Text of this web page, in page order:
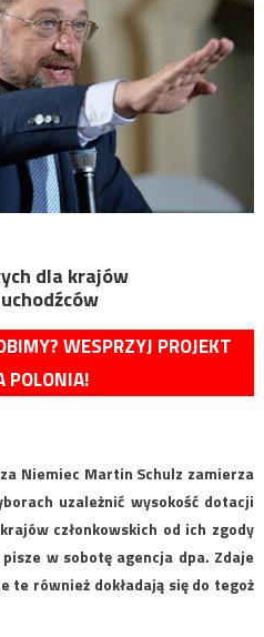
dla krajów
WESPRZYJ PROJEKT
POLONIA!
Niemiec Martin Schulz zamierza
uzależnić wysokość dotacji
członkowskich od ich zgody
w sobotę agencja dpa. Zdaje
te również dokładają się do tegoż